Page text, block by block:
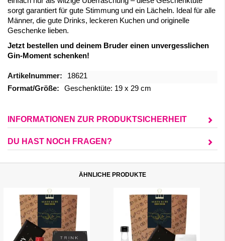
sorgt garantiert für gute Stimmung und ein Lächeln. Ideal für alle
Männer, die gute Drinks, leckeren Kuchen und originelle
Geschenke lieben.
Jetzt bestellen und deinem Bruder einen unvergesslichen
Gin-Moment schenken!
Mehr
Informationen
18621
Geschenktüte: 19 x 29 cm
INFORMATIONEN ZUR PRODUKTSICHERHEIT
DU HAST NOCH FRAGEN?
ÄHNLICHE PRODUKTE